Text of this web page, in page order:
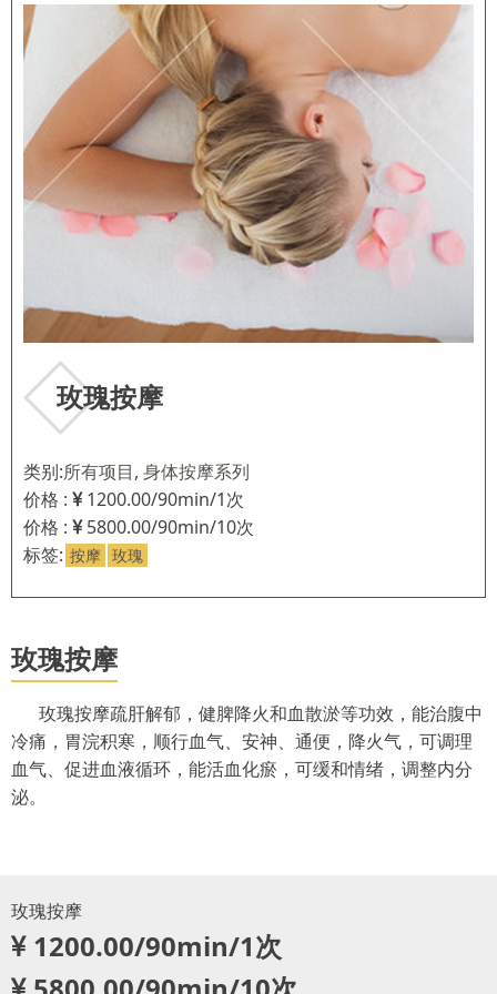
玫瑰按摩
类别:所有项目, 身体按摩系列
价格 :
1200.00/90min/1次
价格 :
5800.00/90min/10次
标签: 按摩 玫瑰
玫瑰按摩
玫瑰按摩疏肝解郁，健脾降火和血散淤等功效，能治腹中
冷痛，胃浣积寒，顺行血气、安神、通便，降火气，可调理
血气、促进血液循环，能活血化瘀，可缓和情绪，调整内分
泌。
玫瑰按摩
1200.00/90min/1次